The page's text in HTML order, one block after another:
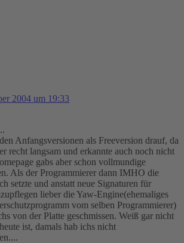
2004 um 19:33
Anfangsversionen als Freeversion drauf, da
recht langsam und erkannte auch noch nicht
gabs aber schon vollmundige
Als der Programmierer dann IMHO die
setzte und anstatt neue Signaturen für
lieber die Yaw-Engine(ehemaliges
vom selben Programmierer)
von der Platte geschmissen. Weiß gar nicht
ist, damals hab ichs nicht